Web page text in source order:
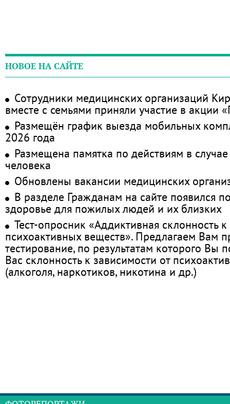
НОВОЕ НА САЙТЕ
Сотрудники медицинских организаций
вместе с семьями приняли участие в акции
Размещён график выезда мобильных
2026 года
Размещена памятка по действиям в
человека
Обновлены вакансии медицинских
В разделе Гражданам на сайте появился
здоровье для пожилых людей и их близких
Тест-опросник «Аддиктивная склонность
психоактивных веществ». Предлагаем Вам
тестирование, по результатам которого Вы
Вас склонность к зависимости от
(алкоголя, наркотиков, никотина и др.)